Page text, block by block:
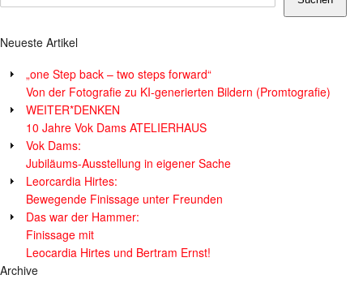
Neueste Artikel
„one Step back – two steps forward“
Von der Fotografie zu KI-generierten Bildern (Promtografie)
WEITER*DENKEN
10 Jahre Vok Dams ATELIERHAUS
Vok Dams:
Jubiläums-Ausstellung in eigener Sache
Leorcardia Hirtes:
Bewegende Finissage unter Freunden
Das war der Hammer:
Finissage mit
Leocardia Hirtes und Bertram Ernst!
Archive